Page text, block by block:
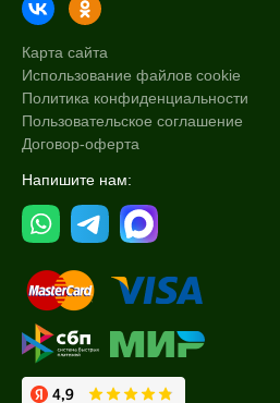
Карта сайта
Использование файлов cookie
Политика конфиденциальности
Пользовательское соглашение
Договор-оферта
Напишите нам: